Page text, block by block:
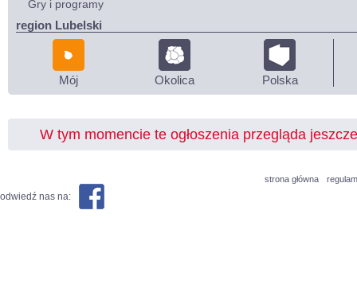
Gry i programy
region Lubelski
Mój Okolica Polska
W tym momencie te ogłoszenia przegląda
strona główna
odwiedź nas na: